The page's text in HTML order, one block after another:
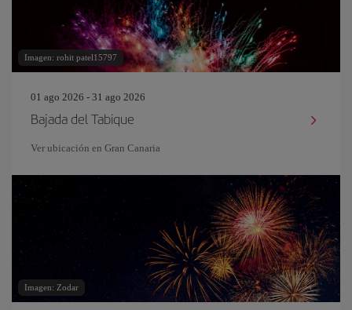
Imagen: rohit patel15797
01 ago 2026 - 31 ago 2026
Bajada del Tabique
Ver ubicación en Gran Canaria
Imagen: Zodar